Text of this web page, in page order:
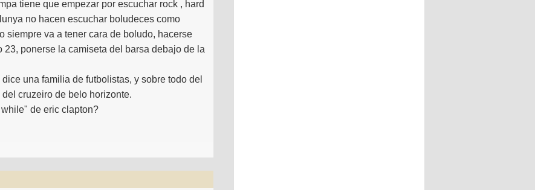
tiene que empezar por escuchar rock , hard
no hacen escuchar boludeces como
siempre va a tener cara de boludo, hacerse
23, ponerse la camiseta del barsa debajo de la
una familia de futbolistas, y sobre todo del
cruzeiro de belo horizonte.
de eric clapton?